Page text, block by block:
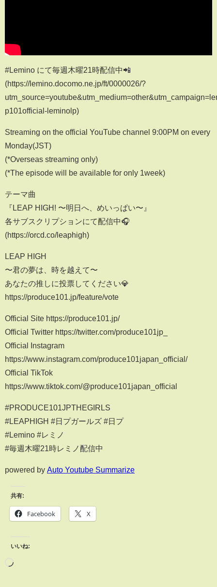
#Lemino にて毎週木曜21時配信中📲
(https://lemino.docomo.ne.jp/ft/0000026/?
p101official-leminolp)
Streaming on the official YouTube channel 9:00PM on every
Monday(JST)
(*Overseas streaming only)
(*The episode will be available for only 1week)
テーマ曲
『LEAP HIGH! 〜明日へ、めいっぱい〜』
各サブスクリプションにて配信中🎧
(https://orcd.co/leaphigh)
LEAP HIGH
〜君の夢は、時を越えて〜
あなたの推しに投票してください💎
https://produce101.jp/feature/vote
Official Site https://produce101.jp/
Official Twitter https://twitter.com/produce101jp_
Official Instagram
https://www.instagram.com/produce101japan_official/
Official TikTok
https://www.tiktok.com/@produce101japan_official
#PRODUCE101JPTHEGIRLS
#LEAPHIGH #日プガールズ #日プ
#Lemino #レミノ
#毎週木曜21時レミノ配信中
powered by Auto Youtube Summarize
共有:
Facebook X
いいね: